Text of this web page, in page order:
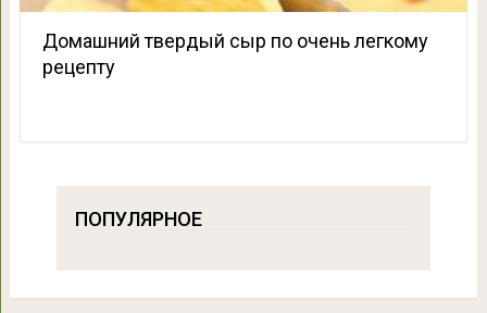
Домашний твердый сыр по очень легкому
рецепту
ПОПУЛЯРНОЕ